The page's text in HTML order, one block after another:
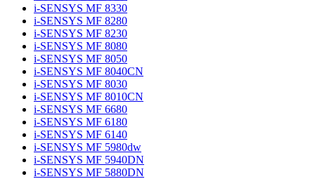
i-SENSYS MF 8330
i-SENSYS MF 8280
i-SENSYS MF 8230
i-SENSYS MF 8080
i-SENSYS MF 8050
i-SENSYS MF 8040CN
i-SENSYS MF 8030
i-SENSYS MF 8010CN
i-SENSYS MF 6680
i-SENSYS MF 6180
i-SENSYS MF 6140
i-SENSYS MF 5980dw
i-SENSYS MF 5940DN
i-SENSYS MF 5880DN